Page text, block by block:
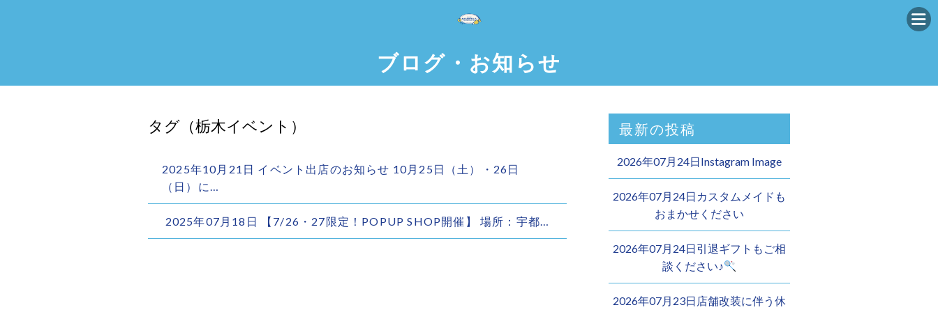
ブログ・お知らせ
タグ（栃木イベント）
2025年10月21日 イベント出店のお知らせ 10月25日（土）・26日
（日）に…
2025年07月18日 【7/26・27限定！POPUP SHOP開催】 場所：宇都…
最新の投稿
2026年07月24日Instagram Image
2026年07月24日カスタムメイドも
おまかせください︎
2026年07月24日引退ギフトもご相
談ください♪
2026年07月23日店舗改装に伴う休